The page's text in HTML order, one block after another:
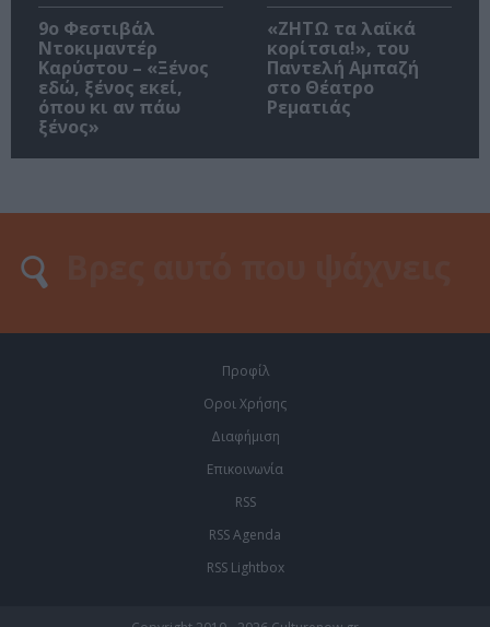
9ο Φεστιβάλ
Ντοκιμαντέρ
Καρύστου – «Ξένος
εδώ, ξένος εκεί,
όπου κι αν πάω
ξένος»
«ΖΗΤΩ τα λαϊκά
κορίτσια!», του
Παντελή Αμπαζή
στο Θέατρο
Ρεματιάς
Προφίλ
Οροι Χρήσης
Διαφήμιση
Επικοινωνία
RSS
RSS Agenda
RSS Lightbox